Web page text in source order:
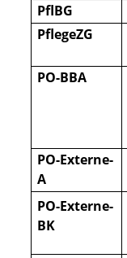
PflBG
PflegeZG
PO-BBA
PO-Externe-
A
PO-Externe-
BK